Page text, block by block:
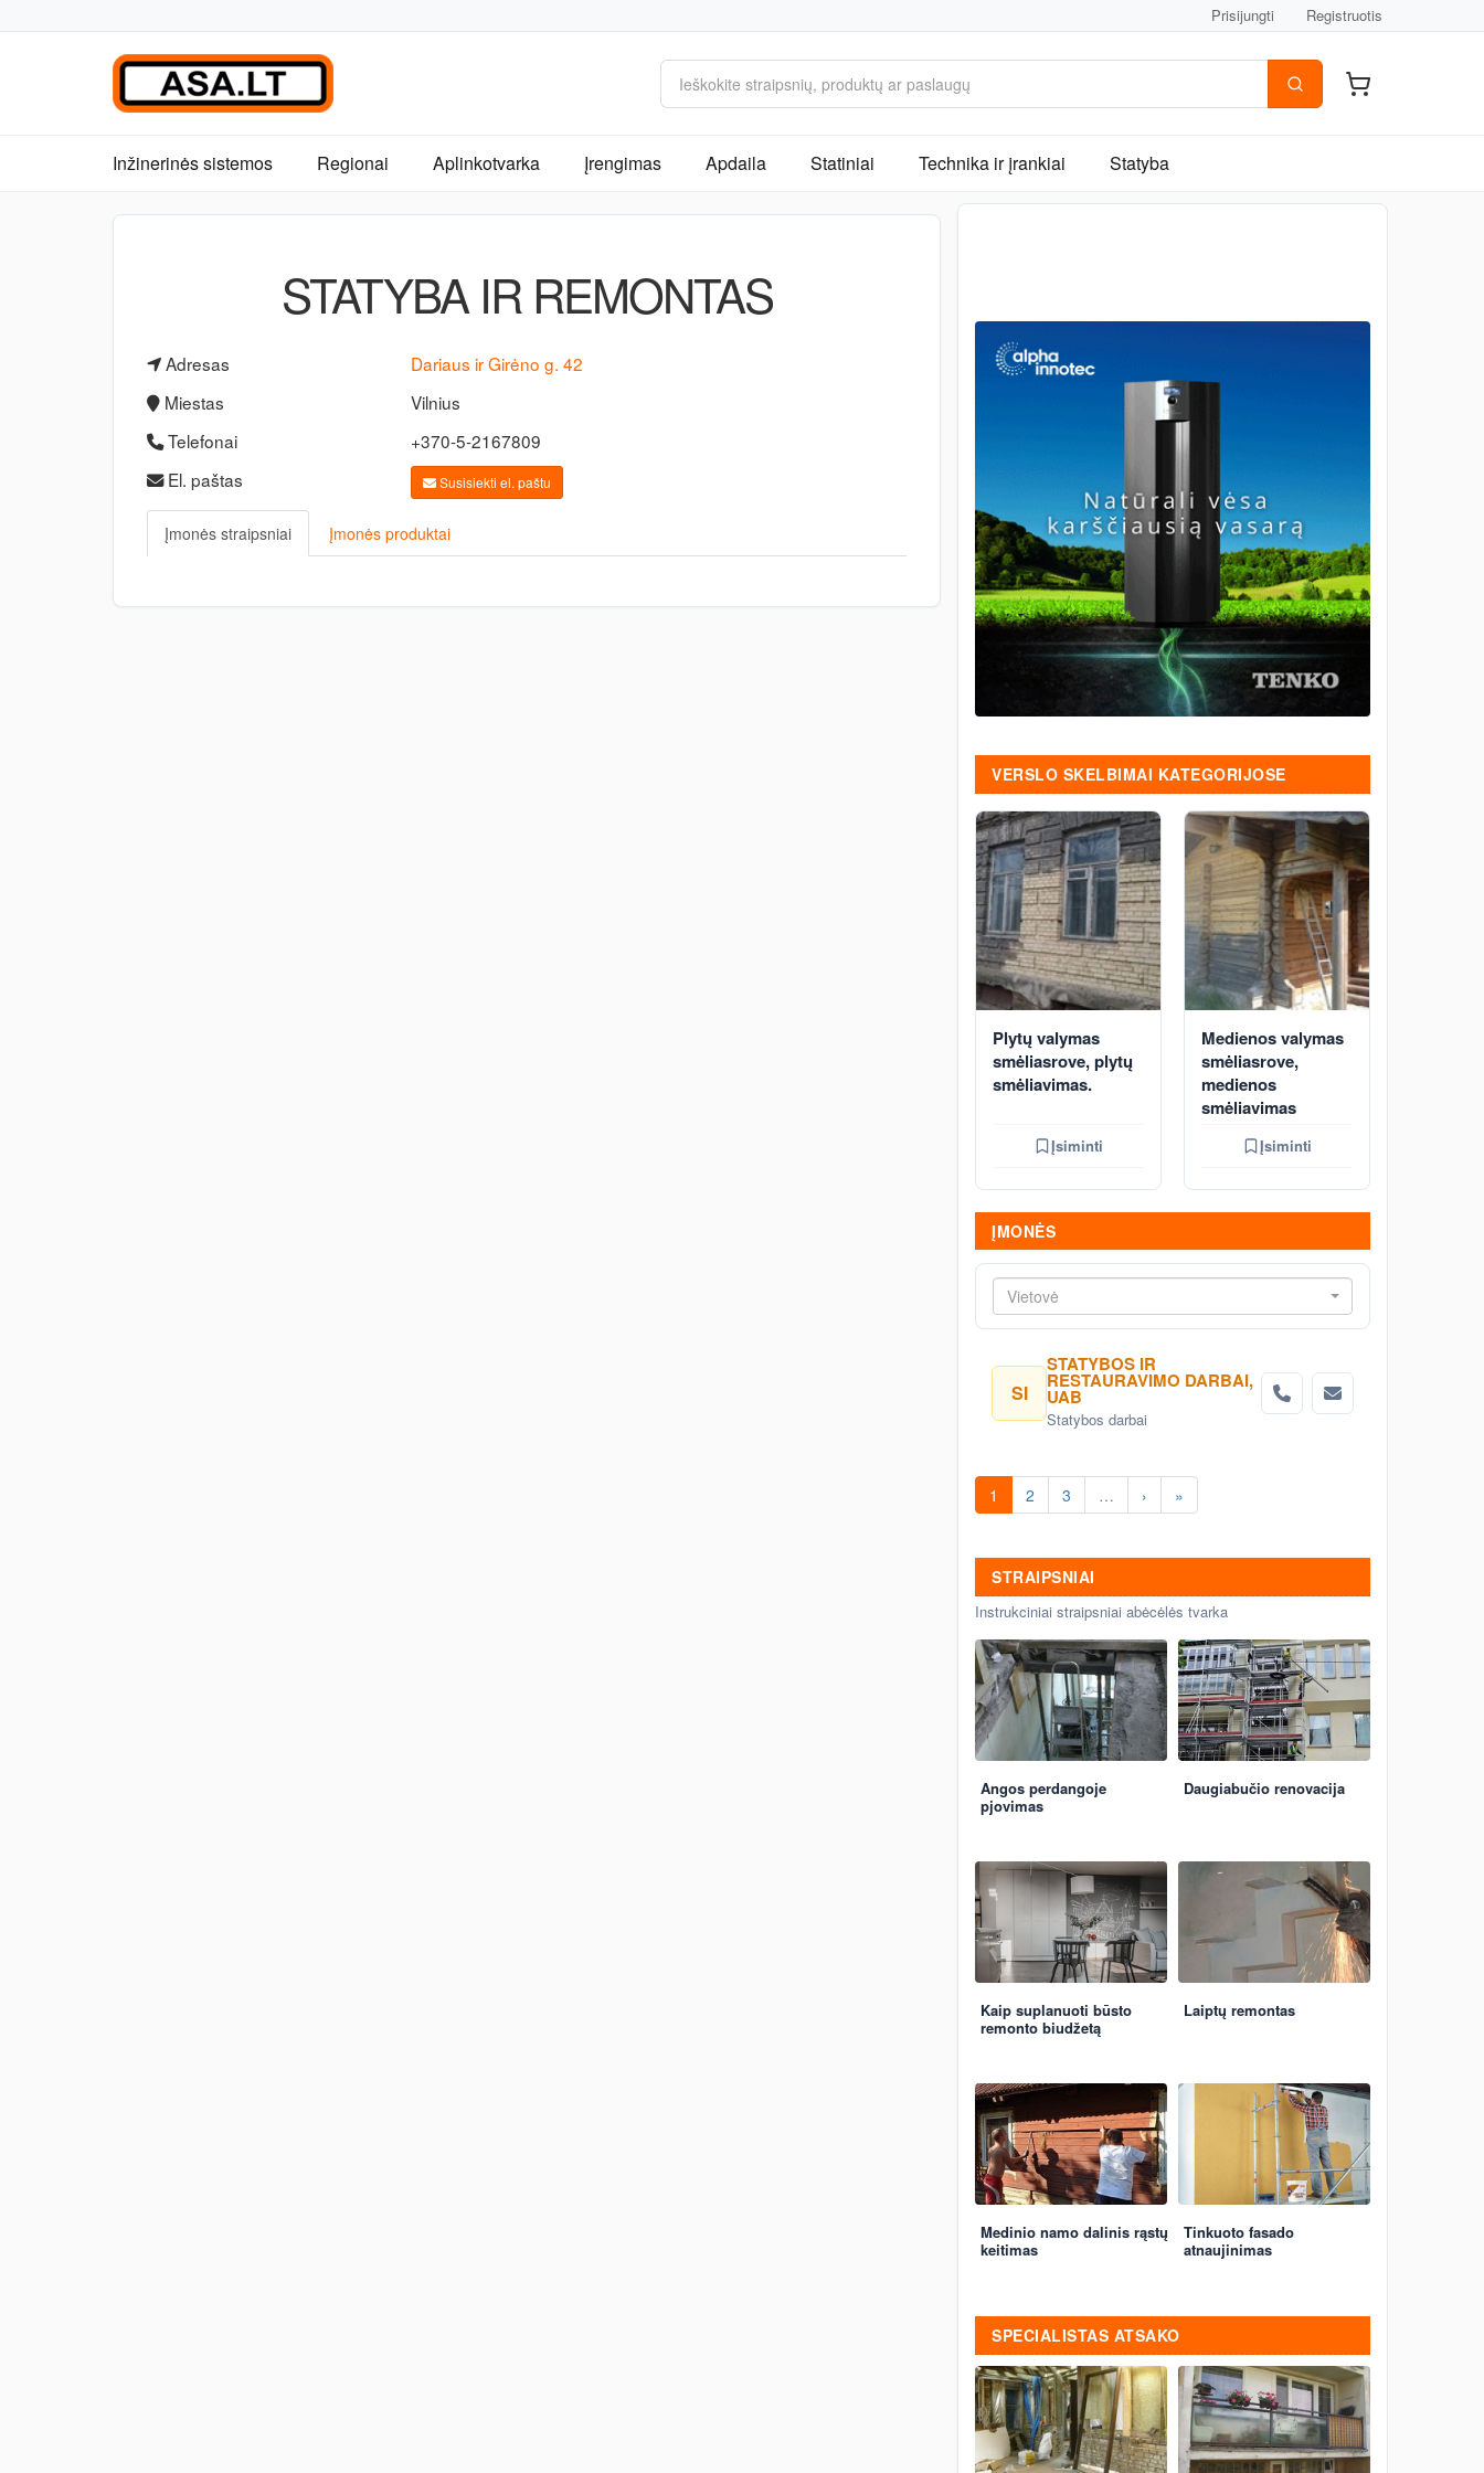
Prisijungti Registruotis
Inžinerinės sistemos Regionai Aplinkotvarka Įrengimas Apdaila Statiniai Technika ir įrankiai Statyba
STATYBA IR REMONTAS
Adresas
Dariaus ir Girėno g. 42
Miestas
Vilnius
Telefonai
+370-5-2167809
El. paštas
Susisiekti el. paštu
Įmonės straipsniai Įmonės produktai
VERSLO SKELBIMAI KATEGORIJOSE
Plytų valymas
smėliasrove, plytų
smėliavimas.
Įsiminti
Medienos valymas
smėliasrove,
medienos
smėliavimas
Įsiminti
ĮMONĖS
Vietovė
SI
STATYBOS IR
RESTAURAVIMO DARBAI,
UAB
Statybos darbai
1 2 3 … › »
STRAIPSNIAI
Instrukciniai straipsniai abėcėlės tvarka
Angos perdangoje
pjovimas
Daugiabučio renovacija
Kaip suplanuoti būsto
remonto biudžetą
Laiptų remontas
Medinio namo dalinis rąstų
keitimas
Tinkuoto fasado
atnaujinimas
SPECIALISTAS ATSAKO